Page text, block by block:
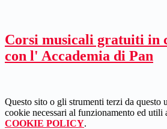
Corsi musicali gratuiti in
con l' Accademia di Pan
Questo sito o gli strumenti terzi da questo
cookie necessari al funzionamento ed
COOKIE POLICY.